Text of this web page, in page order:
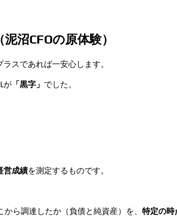
沼CFOの原体験）
スであれば一安心します。
が 「黒字」 でした。
営成績を測定するものです。
ら調達したか（負債と純資産）を、 特定の時